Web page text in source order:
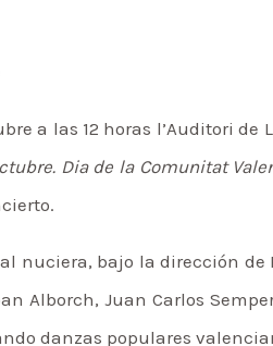
a las 12 horas l’Auditori
Dia de la Comunitat
nuciera, bajo la dirección
Alborch, Juan Carlos
danzas populares